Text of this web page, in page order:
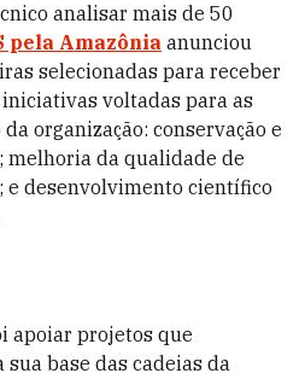
analisar mais de 50
pela Amazônia anunciou
selecionadas para receber
voltadas para as
organização: conservação e
melhoria da qualidade de
e desenvolvimento científico
apoiar projetos que
base das cadeias da